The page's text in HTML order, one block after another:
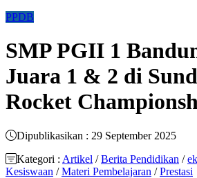
PPDB
SMP PGII 1
Juara 1 & 2 di
Rocket
Dipublikasikan : 29 September 2025
Kategori : Artikel /Berita Pendidikan /
Kesiswaan /Materi Pembelajaran /Prestasi